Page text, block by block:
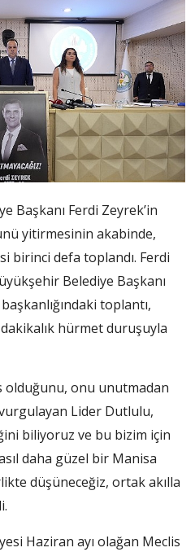
Başkanı Ferdi Zeyrek’in
yitirmesinin akabinde,
birinci defa toplandı. Ferdi
Belediye Başkanı
toplantı,
dakikalık hürmet duruşuyla
olduğunu, onu unutmadan
vurgulayan Lider Dutlulu,
biliyoruz ve bu bizim için
daha güzel bir Manisa
düşüneceğiz, ortak akılla
Haziran ayı olağan Meclis